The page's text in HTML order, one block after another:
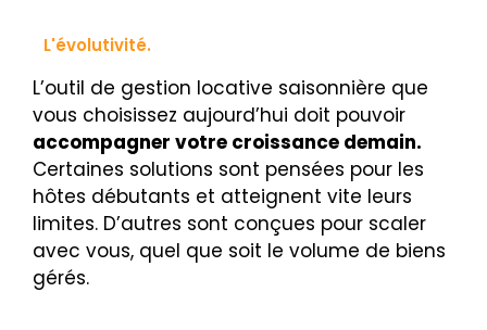
L'évolutivité.
L’outil de gestion locative saisonnière que
vous choisissez aujourd’hui doit pouvoir
accompagner votre croissance demain.
Certaines solutions sont pensées pour les
hôtes débutants et atteignent vite leurs
limites. D’autres sont conçues pour scaler
avec vous, quel que soit le volume de biens
gérés.